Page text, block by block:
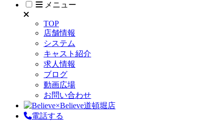
メニュー
TOP
店舗情報
システム
キャスト紹介
求人情報
ブログ
動画広場
お問い合わせ
電話する